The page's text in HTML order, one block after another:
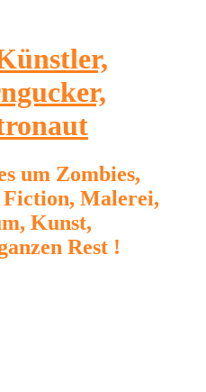
um Zombies,
Fiction, Malerei,
Kunst,
Rest !